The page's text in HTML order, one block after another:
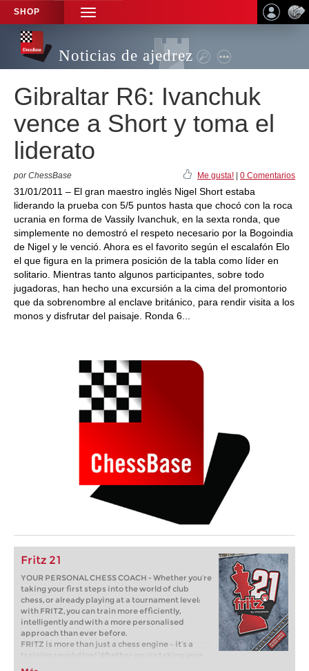
SHOP
TOGGLE
NAVIGATION
Noticias de ajedrez
Gibraltar R6: Ivanchuk
vence a Short y toma el
liderato
por ChessBase Me gusta! 0 Comentarios
31/01/2011 – El gran maestro inglés Nigel Short estaba
liderando la prueba con 5/5 puntos hasta que chocó con la roca
ucrania en forma de Vassily Ivanchuk, en la sexta ronda, que
simplemente no demostró el respeto necesario por la Bogoindia
de Nigel y le venció. Ahora es el favorito según el escalafón Elo
el que figura en la primera posición de la tabla como líder en
solitario. Mientras tanto algunos participantes, sobre todo
jugadoras, han hecho una excursión a la cima del promontorio
que da sobrenombre al enclave británico, para rendir visita a los
monos y disfrutar del paisaje. Ronda 6...
Fritz 21
YOUR PERSONAL CHESS COACH - Whether you’re
taking your first steps into the world of club
chess, or already playing at a tournament level:
with FRITZ, you can train more efficiently,
intelligently and with a more personalised
approach than ever before.
FRITZ is more than just a chess engine – it’s a
training revolution! Whether you’re taking your
first steps into the world of club chess, or already